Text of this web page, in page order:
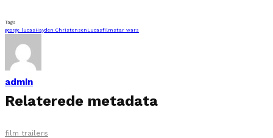
Tags
george lucas Hayden Christensen Lucasfilm star wars
admin
Relaterede metadata
film trailers